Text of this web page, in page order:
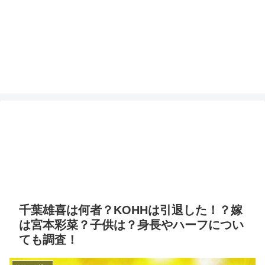
千葉雄喜は何者？KOHHは引退した！？嫁
は宮本彩菜？子供は？身長やハーフについ
ても調査！